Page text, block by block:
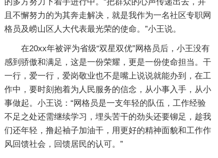
且不懈努力的为其奔走解决，就是我作为一名社区专职网
格员及崂山区人大代表最光荣的使命。”小王说。
在20xx年被评为省级“双星双优”网格员后，小王没有
感到骄傲和满足，这是一份荣耀，更是一份使命担当。干
一行，爱一行，爱岗敬业也不是嘴上说说就能办到，在工
作中，要时刻抱着为人民服务的信念，从小事入手，从小
事做起。小王说：“网格员是一支年轻的队伍，工作经验
不足之处还需继续学习，埋头苦干的劲头还要铆足，趁我
们还年轻，撸起袖子加油干，用更好的精神面貌和工作作
风回馈社会，回馈居民的认可。”